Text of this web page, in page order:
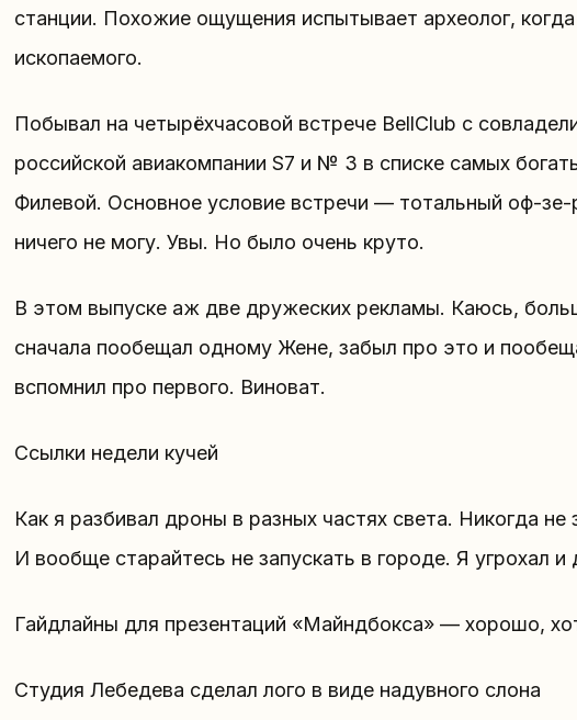
станции. Похожие ощущения испытывает археолог, когда
ископаемого.
Побывал на четырёхчасовой встрече BellClub c
российской авиакомпании S7 и № 3 в списке самых
Филевой. Основное условие встречи — тотальный оф-зе-
ничего не могу. Увы. Но было очень круто.
В этом выпуске аж две дружеских рекламы. Каюсь,
сначала пообещал одному Жене, забыл про это и
вспомнил про первого. Виноват.
Ссылки недели кучей
Как я разбивал дроны в разных частях света. Никогда не
И вообще старайтесь не запускать в городе. Я угрохал и
Гайдлайны для презентаций «Майндбокса» — хорошо,
Студия Лебедева сделал лого в виде надувного слона